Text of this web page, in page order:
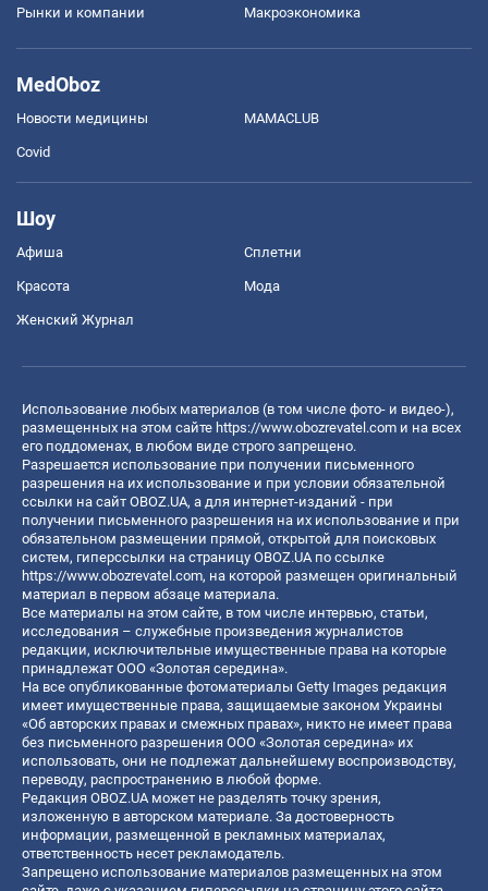
Рынки и компании Mакроэкономика
MedOboz
Новости медицины MAMACLUB
Covid
Шоу
Афиша Сплетни
Красота Мода
Женский Журнал
Использование любых материалов (в том числе фото- и видео-),
размещенных на этом сайте https://www.obozrevatel.com и на всех
его поддоменах, в любом виде строго запрещено.
Разрешается использование при получении письменного
разрешения на их использование и при условии обязательной
ссылки на сайт OBOZ.UA, а для интернет-изданий - при
получении письменного разрешения на их использование и при
обязательном размещении прямой, открытой для поисковых
систем, гиперссылки на страницу OBOZ.UA по ссылке
https://www.obozrevatel.com, на которой размещен оригинальный
материал в первом абзаце материала.
Все материалы на этом сайте, в том числе интервью, статьи,
исследования – служебные произведения журналистов
редакции, исключительные имущественные права на которые
принадлежат ООО «Золотая середина».
На все опубликованные фотоматериалы Getty Images редакция
имеет имущественные права, защищаемые законом Украины
«Об авторских правах и смежных правах», никто не имеет права
без письменного разрешения ООО «Золотая середина» их
использовать, они не подлежат дальнейшему воспроизводству,
переводу, распространению в любой форме.
Редакция OBOZ.UA может не разделять точку зрения,
изложенную в авторском материале. За достоверность
информации, размещенной в рекламных материалах,
ответственность несет рекламодатель.
Запрещено использование материалов размещенных на этом